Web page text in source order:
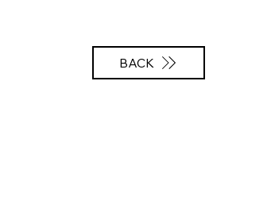
BACK